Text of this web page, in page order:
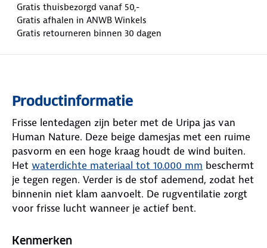
Gratis thuisbezorgd vanaf 50,-
Gratis afhalen in ANWB Winkels
Gratis retourneren binnen 30 dagen
Productinformatie
Frisse lentedagen zijn beter met de Uripa jas van
Human Nature. Deze beige damesjas met een ruime
pasvorm en een hoge kraag houdt de wind buiten.
Het waterdichte materiaal tot 10.000 mm beschermt
je tegen regen. Verder is de stof ademend, zodat het
binnenin niet klam aanvoelt. De rugventilatie zorgt
voor frisse lucht wanneer je actief bent.
Met maar liefst tien zakken heb je altijd plek voor je
Kenmerken